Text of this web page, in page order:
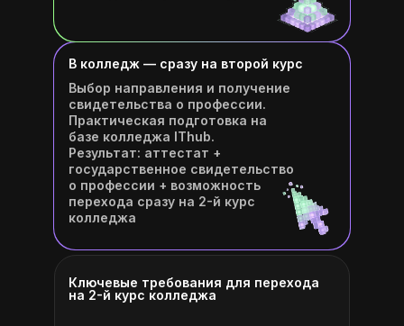
Выбор направления и получение
свидетельства о профессии.
Практическая подготовка на
базе колледжа IThub.
Результат: аттестат +
государственное свидетельство
о профессии + возможность
перехода сразу на 2-й курс
колледжа
В колледж — сразу на второй курс
Ключевые требования для перехода
на 2-й курс колледжа